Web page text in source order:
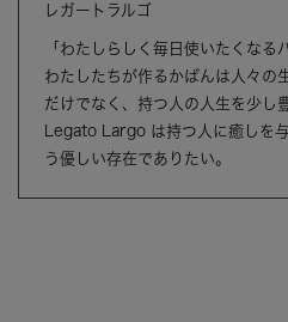
レガートラルゴ
「わたしらしく毎日使いたくなる
わたしたちが作るかばんは人々の
だけでなく、持つ人の人生を少し
Legato Largo は持つ人に癒しを
う優しい存在でありたい。